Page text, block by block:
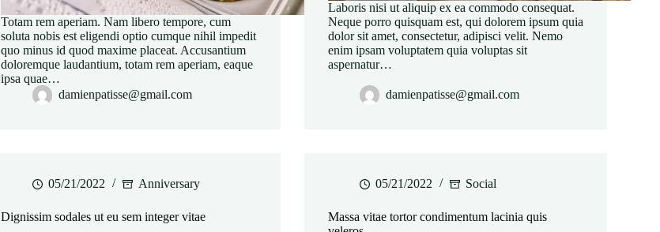
Totam rem aperiam. Nam libero tempore, cum
soluta nobis est eligendi optio cumque nihil impedit
quo minus id quod maxime placeat. Accusantium
doloremque laudantium, totam rem aperiam, eaque
ipsa quae…
damienpatisse@gmail.com
Laboris nisi ut aliquip ex ea commodo consequat.
Neque porro quisquam est, qui dolorem ipsum quia
dolor sit amet, consectetur, adipisci velit. Nemo
enim ipsam voluptatem quia voluptas sit
aspernatur…
damienpatisse@gmail.com
05/21/2022 Anniversary
Dignissim sodales ut eu sem integer vitae
05/21/2022 Social
Massa vitae tortor condimentum lacinia quis